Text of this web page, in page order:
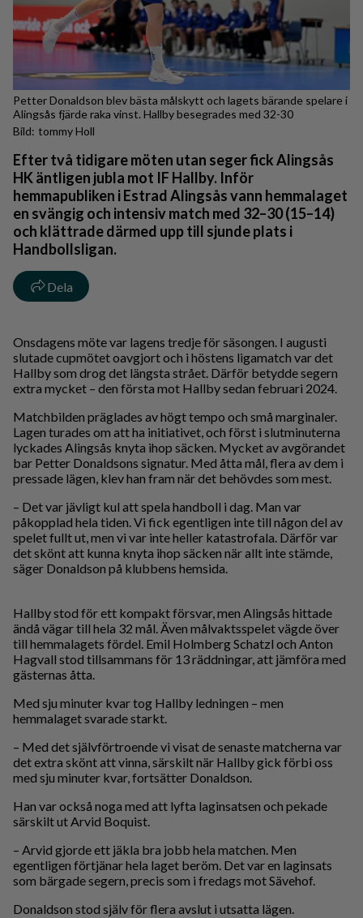
Petter Donaldson blev bästa målskytt och lagets bärande spelare i
Alingsås fjärde raka vinst. Hallby besegrades med 32-30
tommy Holl
Efter två tidigare möten utan seger fick Alingsås
HK äntligen jubla mot IF Hallby. Inför
hemmapubliken i Estrad Alingsås vann hemmalaget
en svängig och intensiv match med 32–30 (15–14)
och klättrade därmed upp till sjunde plats i
Handbollsligan.
Dela
Onsdagens möte var lagens tredje för säsongen. I augusti
slutade cupmötet oavgjort och i höstens ligamatch var det
Hallby som drog det längsta strået. Därför betydde segern
extra mycket – den första mot Hallby sedan februari 2024.
Matchbilden präglades av högt tempo och små marginaler.
Lagen turades om att ha initiativet, och först i slutminuterna
lyckades Alingsås knyta ihop säcken. Mycket av avgörandet
bar Petter Donaldsons signatur. Med åtta mål, flera av dem i
pressade lägen, klev han fram när det behövdes som mest.
– Det var jävligt kul att spela handboll i dag. Man var
påkopplad hela tiden. Vi fick egentligen inte till någon del av
spelet fullt ut, men vi var inte heller katastrofala. Därför var
det skönt att kunna knyta ihop säcken när allt inte stämde,
säger Donaldson på klubbens hemsida.
Hallby stod för ett kompakt försvar, men Alingsås hittade
ändå vägar till hela 32 mål. Även målvaktsspelet vägde över
till hemmalagets fördel. Emil Holmberg Schatzl och Anton
Hagvall stod tillsammans för 13 räddningar, att jämföra med
gästernas åtta.
Med sju minuter kvar tog Hallby ledningen – men
hemmalaget svarade starkt.
– Med det självförtroende vi visat de senaste matcherna var
det extra skönt att vinna, särskilt när Hallby gick förbi oss
med sju minuter kvar, fortsätter Donaldson.
Han var också noga med att lyfta laginsatsen och pekade
särskilt ut Arvid Boquist.
– Arvid gjorde ett jäkla bra jobb hela matchen. Men
egentligen förtjänar hela laget beröm. Det var en laginsats
som bärgade segern, precis som i fredags mot Sävehof.
Donaldson stod själv för flera avslut i utsatta lägen.